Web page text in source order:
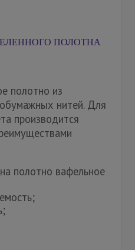
ПОЛОТНА
полотно из
нитей. Для
производится
полотно вафельное